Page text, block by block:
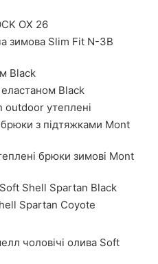
OX 26
зимова Slim Fit N-3B
Black
Black
утеплені
брюки з підтяжками Mont
брюки зимові Mont
Shell Spartan Black
Spartan Coyote
чоловічі олива Soft